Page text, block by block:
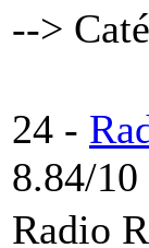
-->
24 -
8.84/10
Radio